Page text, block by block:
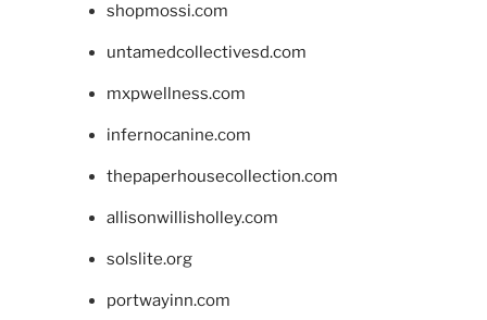
shopmossi.com
untamedcollectivesd.com
mxpwellness.com
infernocanine.com
thepaperhousecollection.com
allisonwillisholley.com
solslite.org
portwayinn.com